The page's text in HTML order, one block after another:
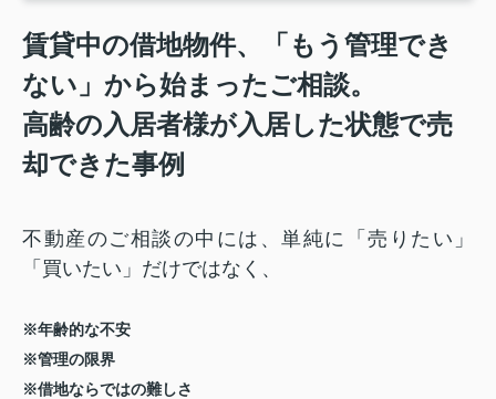
賃貸中の借地物件、「もう管理でき
ない」から始まったご相談。
高齢の入居者様が入居した状態で売
却できた事例
不動産のご相談の中には、単純に「売りたい」
「買いたい」だけではなく、
※年齢的な不安
※管理の限界
※借地ならではの難しさ